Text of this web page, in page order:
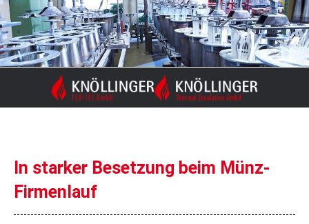
Zum
Inhalt
springen
In starker Besetzung beim Münz-
Firmenlauf